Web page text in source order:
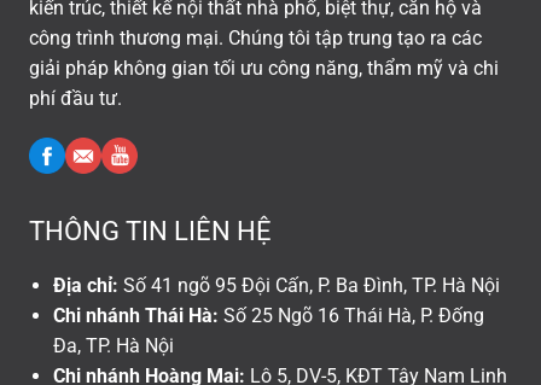
kiến trúc, thiết kế nội thất nhà phố, biệt thự, căn hộ và
công trình thương mại. Chúng tôi tập trung tạo ra các
giải pháp không gian tối ưu công năng, thẩm mỹ và chi
phí đầu tư.
THÔNG TIN LIÊN HỆ
Địa chỉ: Số 41 ngõ 95 Đội Cấn, P. Ba Đình, TP. Hà Nội
Chi nhánh Thái Hà: Số 25 Ngõ 16 Thái Hà, P. Đống
Đa, TP. Hà Nội
Chi nhánh Hoàng Mai: Lô 5, DV-5, KĐT Tây Nam Linh